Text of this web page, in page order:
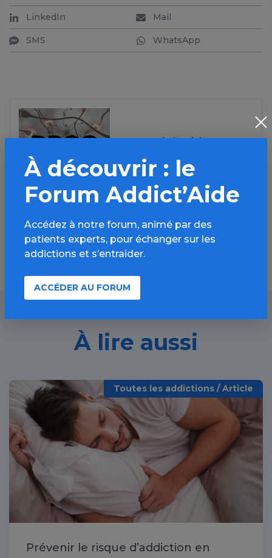
LinkedIn Mail
SMS WhatsApp
Source de l'article :
» en savoir plus
À lire aussi
Toutes les addictions / Article
Prévenir le risque d’addiction en
À découvrir : le
Forum Addict’Aide
Accédez à notre forum, animé par des
patients experts, pour échanger sur les
addictions et s’entraider.
ACCÉDER AU FORUM